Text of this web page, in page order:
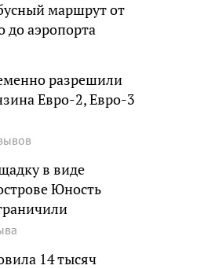
маршрут от
до аэропорта
разрешили
Евро-2, Евро-3
в виде
Юность
14 тысяч